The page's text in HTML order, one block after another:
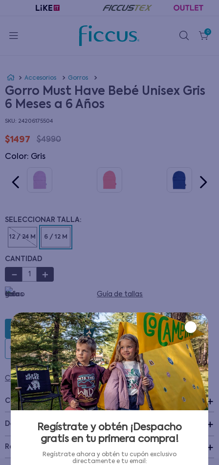
0
Accesorios Gorros
Gorro Must Have Bebé Unisex Gris
6 Meses a 6 Años
: 24206175504
$1497 $4990
Color: gris
12 / 24 M 6 / 12 M
CANTIDAD
＋
－
Guía de tallas
AGREGAR AL CARRITO
Condiciones para cambios y devoluciones
Características
Detalles del Producto +
Recomendaciones de cuidado
Regístrate y obtén ¡Despacho
gratis en tu primera compra!
Regístrate ahora y obtén tu cupón exclusivo
directamente e tu email: